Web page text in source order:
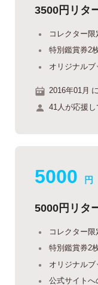
3500円リタ
コレクター
特別鑑賞券2
オリジナル
2016年01月
41人が応援し
5000 円
5000円リタ
コレクター
特別鑑賞券2
オリジナル
公式サイトへ